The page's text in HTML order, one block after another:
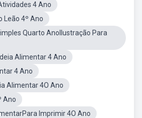
4 Ano
Leão 4º Ano
Quarto AnoIlustração Para
Alimentar 4 Ano
4 Ano
Alimentar 4O Ano
Ano
Imprimir 4O Ano